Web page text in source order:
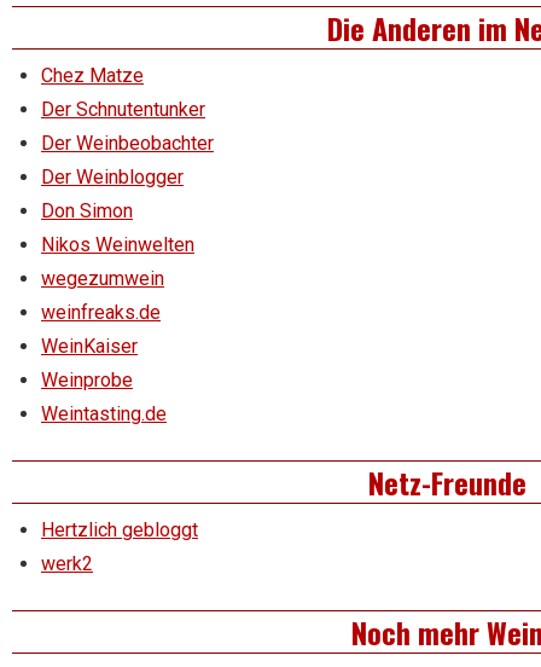
Die Anderen im
Chez Matze
Der Schnutentunker
Der Weinbeobachter
Der Weinblogger
Don Simon
Nikos Weinwelten
wegezumwein
weinfreaks.de
WeinKaiser
Weinprobe
Weintasting.de
Netz-Freunde
Hertzlich gebloggt
werk2
Noch mehr